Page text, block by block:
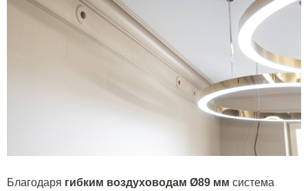
Благодаря гибким воздуховодам Ø89 мм система